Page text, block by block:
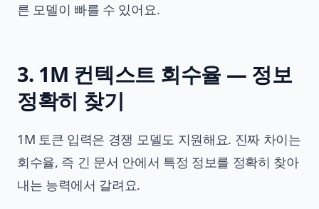
른 모델이 빠를 수 있어요.
3. 1M 컨텍스트 회수율 — 정보
정확히 찾기
1M 토큰 입력은 경쟁 모델도 지원해요. 진짜 차이는
회수율, 즉 긴 문서 안에서 특정 정보를 정확히 찾아
내는 능력에서 갈려요.